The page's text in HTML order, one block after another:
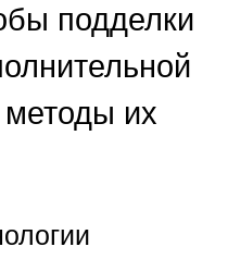
подделки
их